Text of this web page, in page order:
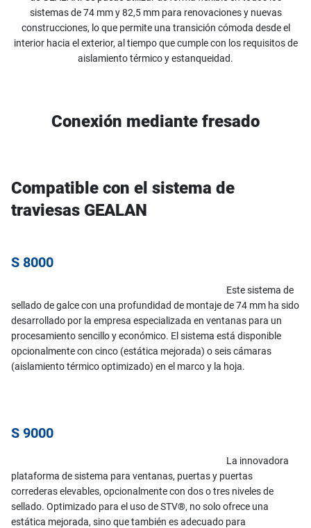
sistemas de 74 mm y 82,5 mm para renovaciones y nuevas
construcciones, lo que permite una transición cómoda desde el
interior hacia el exterior, al tiempo que cumple con los requisitos de
aislamiento térmico y estanqueidad.
Conexión mediante fresado
Compatible con el sistema de
traviesas GEALAN
S 8000
Este sistema de
sellado de galce con una profundidad de montaje de 74 mm ha sido
desarrollado por la empresa especializada en ventanas para un
procesamiento sencillo y económico. El sistema está disponible
opcionalmente con cinco (estática mejorada) o seis cámaras
(aislamiento térmico optimizado) en el marco y la hoja.
S 9000
La innovadora
plataforma de sistema para ventanas, puertas y puertas
correderas elevables, opcionalmente con dos o tres niveles de
sellado. Optimizado para el uso de STV®, no solo ofrece una
estática mejorada, sino que también es adecuado para